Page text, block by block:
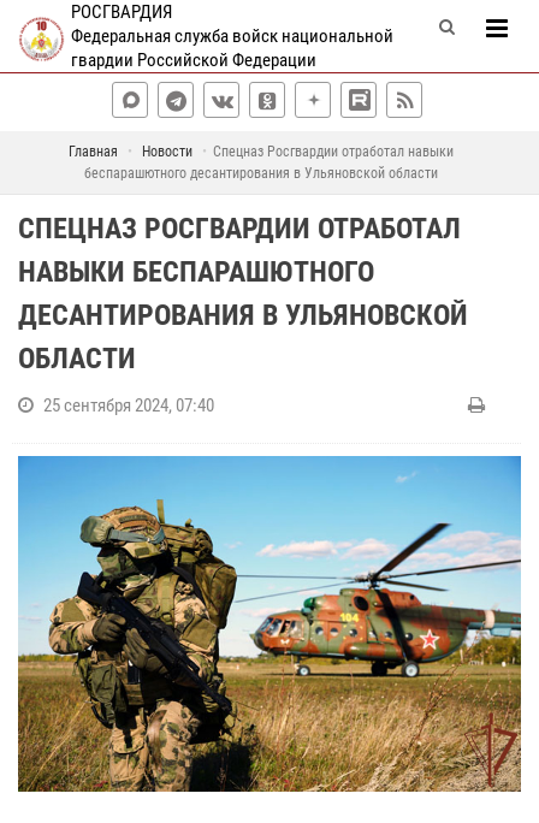
РОСГВАРДИЯ
Федеральная служба войск национальной
гвардии Российской Федерации
Главная Новости
Спецназ Росгвардии отработал навыки
беспарашютного десантирования в Ульяновской области
СПЕЦНАЗ РОСГВАРДИИ ОТРАБОТАЛ
НАВЫКИ БЕСПАРАШЮТНОГО
ДЕСАНТИРОВАНИЯ В УЛЬЯНОВСКОЙ
ОБЛАСТИ
25 сентября 2024, 07:40